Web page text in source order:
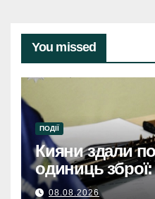
You missed
ПОДІЇ
Кияни здали
одиниць
безпечнішою
08.08.2026